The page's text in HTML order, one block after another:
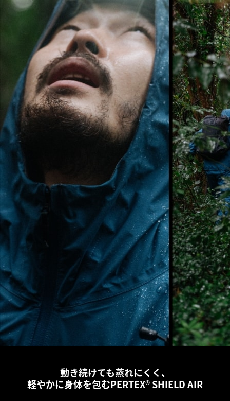
動き続けても蒸れにくく、
軽やかに身体を包むPERTEX® SHIELD AIR